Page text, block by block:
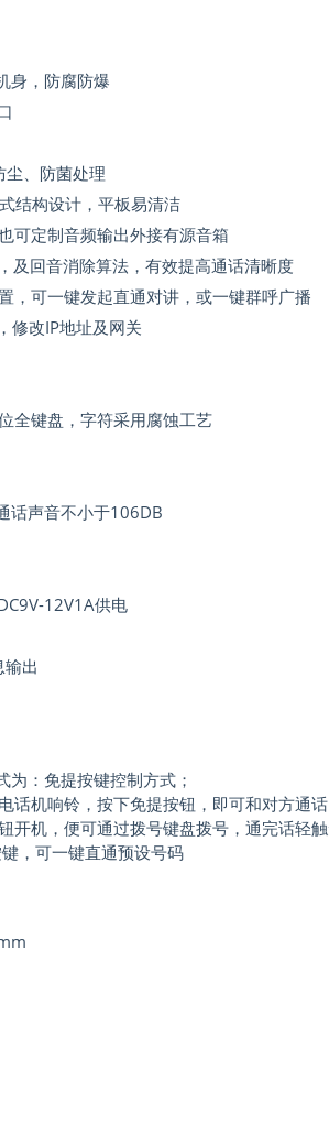
身，防腐防爆
尘、防菌处理
结构设计，平板易清洁
可定制音频输出外接有源音箱
及回音消除算法，有效提高通话清晰度
，可一键发起直通对讲，或一键群呼广播
修改IP地址及网关
全键盘，字符采用腐蚀工艺
话声音不小于106DB
12V1A供电
输出
为：免提按键控制方式；
话机响铃，按下免提按钮，即可和对方通
开机，便可通过拨号键盘拨号，通完话轻
，可一键直通预设号码